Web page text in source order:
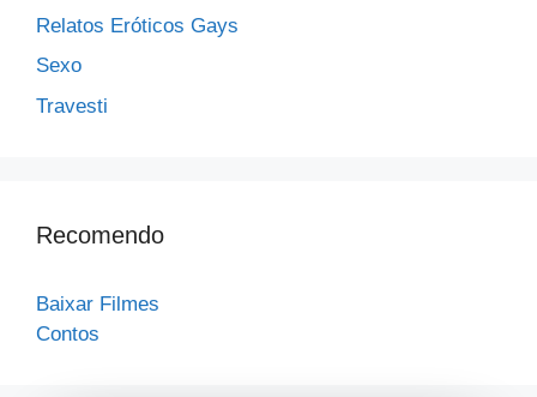
Relatos Eróticos Gays
Sexo
Travesti
Recomendo
Baixar Filmes
Contos